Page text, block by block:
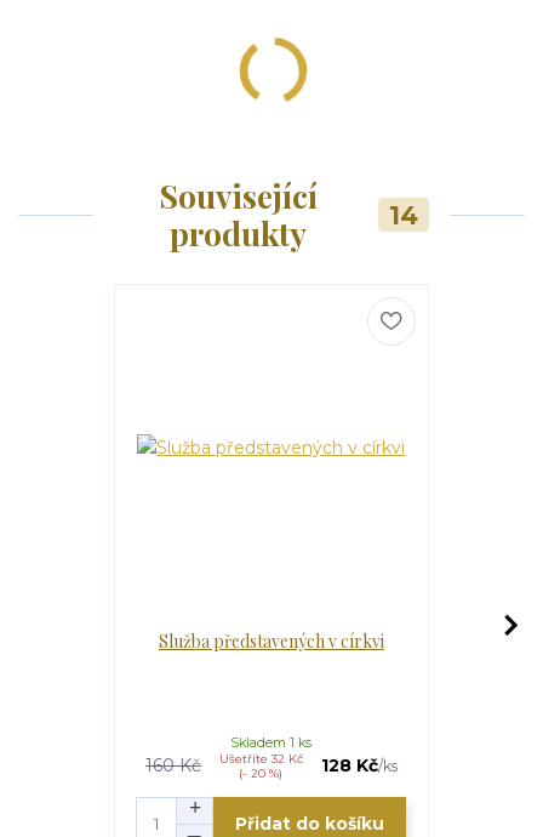
Související
produkty
14
Služba představených v církvi
160 Kč
Ušetříte 32 Kč
(- 20 %)
128 Kč/ks
Skladem 1 ks
Přidat do košíku